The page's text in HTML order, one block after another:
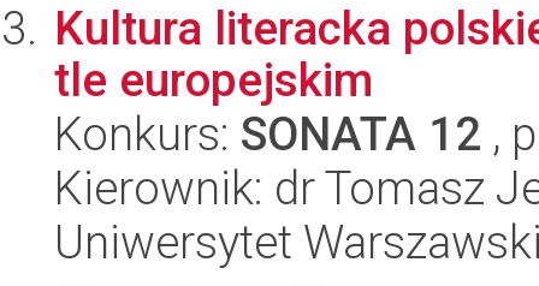
Kultura literacka
tle europejskim
Konkurs: SONATA 12 ,
Kierownik: dr Tomasz
Uniwersytet